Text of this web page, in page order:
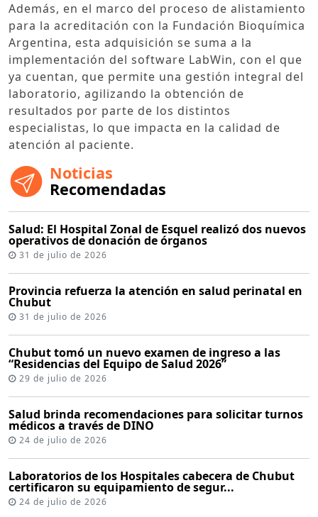
Además, en el marco del proceso de alistamiento
para la acreditación con la Fundación Bioquímica
Argentina, esta adquisición se suma a la
implementación del software LabWin, con el que
ya cuentan, que permite una gestión integral del
laboratorio, agilizando la obtención de
resultados por parte de los distintos
especialistas, lo que impacta en la calidad de
atención al paciente.
Noticias
Recomendadas
Salud: El Hospital Zonal de Esquel realizó dos nuevos
operativos de donación de órganos
31 de julio de 2026
Provincia refuerza la atención en salud perinatal en
Chubut
31 de julio de 2026
Chubut tomó un nuevo examen de ingreso a las
“Residencias del Equipo de Salud 2026”
29 de julio de 2026
Salud brinda recomendaciones para solicitar turnos
médicos a través de DINO
24 de julio de 2026
Laboratorios de los Hospitales cabecera de Chubut
certificaron su equipamiento de segur...
24 de julio de 2026